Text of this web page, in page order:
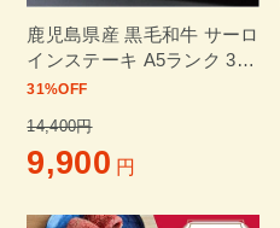
鹿児島県産 黒毛和牛 サーロ
インステーキ A5ランク 3～
4人前 600g(200g×3枚)
31%OFF
14,400円
9,900 円